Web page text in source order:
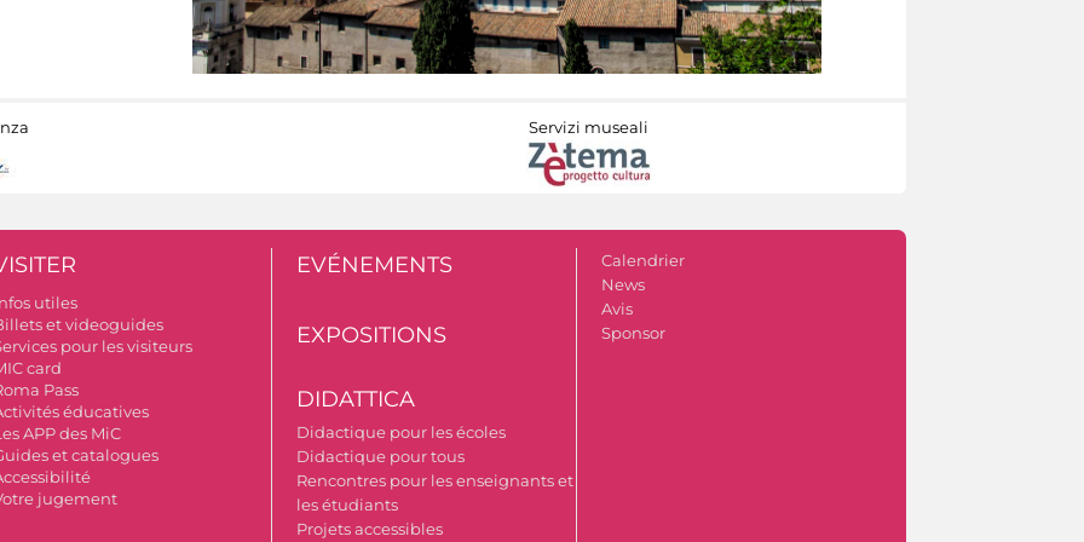
Servizi museali
utiles
et videoguides
pour les visiteurs
card
Pass
éducatives
APP des MiC
et catalogues
jugement
EVÉNEMENTS
EXPOSITIONS
DIDATTICA
Didactique pour les écoles
Didactique pour tous
Rencontres pour les enseignants et
les étudiants
Projets accessibles
Calendrier
News
Avis
Sponsor